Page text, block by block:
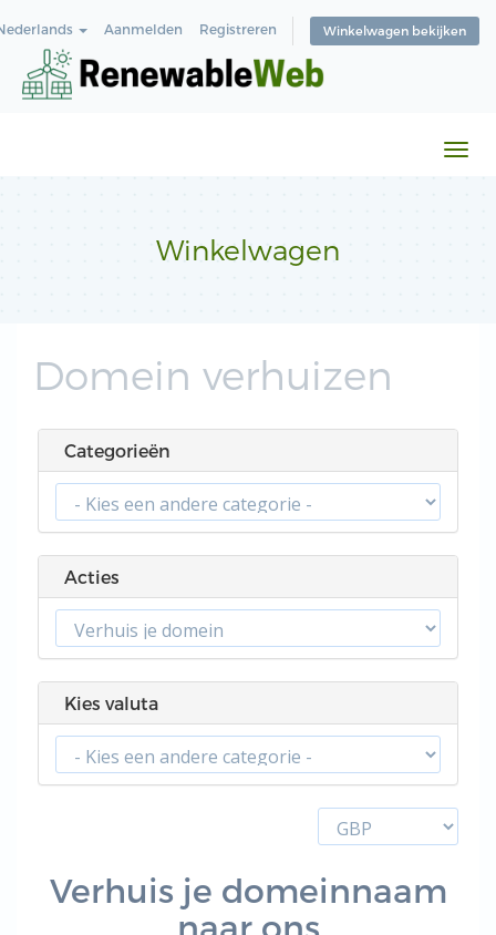
Aanmelden Registreren Winkelwagen bekijken
in-/
Winkelwagen
Domein verhuizen
Categorieën
Acties
Kies valuta
Verhuis je domeinnaam
naar ons